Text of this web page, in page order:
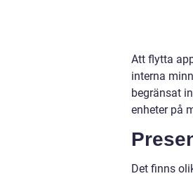
Att flytta
interna
begränsat
enheter på
Det finns